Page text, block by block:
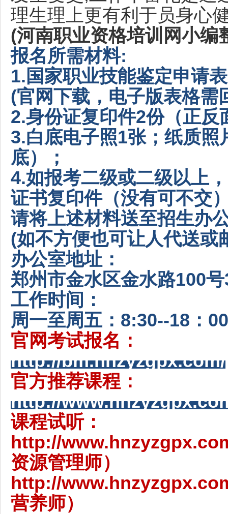
理生理上更有利于员身心
(河南职业资格培训网小编
报名所需材料:
1.国家职业技能鉴定申请
(官网下载，电子版表格需
2.身份证复印件2份（正
3.白底电子照1张；纸质
底）；
4.如报考二级或二级以上
证书复印件（没有可不交
请将上述材料送至招生办
(如不方便也可让人代送或
办公室地址：
郑州市金水区金水路100
工作时间：
周一至周五：8:30--18：
官网考试报名：
http://bm.hnzyzgpx.com/
官方推荐课程：
http://
课程试听：
http://
资源管理师）
http://
营养师）